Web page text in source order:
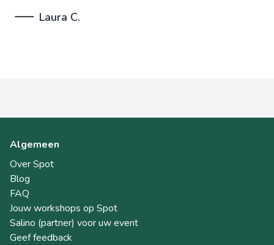
Laura C.
Algemeen
Over Spot
Blog
FAQ
Jouw workshops op Spot
Salino (partner) voor uw event
Geef feedback